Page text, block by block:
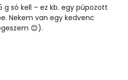
g só kell – ez kb. egy púpozott
Nekem van egy kedvenc
😊).